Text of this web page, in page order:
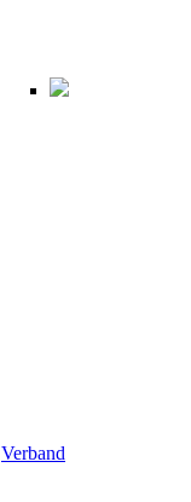
Verband